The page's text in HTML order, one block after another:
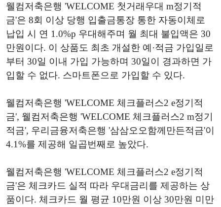
웰컴저축은행 'WELCOME 첫거래우대 m정기적
금'은 8회 이상 당행 입출금통장 통한 자동이체로
납입 시 연 1.0%p 우대해주며 월 최대 불입액은 30
만원이다. 이 상품도 최초 개설한 예·적금 가입일로
부터 30일 이내 가입 가능하며 30일이 경과하면 가
입할 수 없다. 스마트폰으로 가입할 수 있다.
웰컴저축은행 'WELCOME 체크플러스2 e정기적
금', 웰컴저축은행 'WELCOME 체크플러스2 m정기
적금', 우리금융저축은행 '삼삼오오함께만든적금'이
4.1%를 제공해 일곱번째로 높았다.
웰컴저축은행 'WELCOME 체크플러스2 e정기적
금'은 체크카드 실적 따라 우대금리를 제공하는 상
품이다. 체크카드 월 평균 10만원 이상 30만원 미만